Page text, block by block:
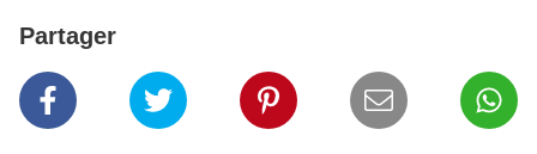
Partager